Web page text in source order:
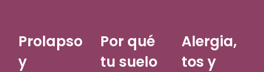
Prolapso
y
Por qué
tu suelo
Alergia,
tos y